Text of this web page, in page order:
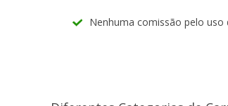
Nenhuma comissão pelo